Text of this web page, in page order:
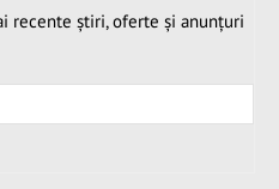
recente știri, oferte și anunțuri